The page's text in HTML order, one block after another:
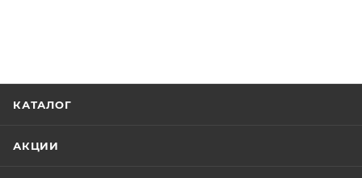
КАТАЛОГ
АКЦИИ